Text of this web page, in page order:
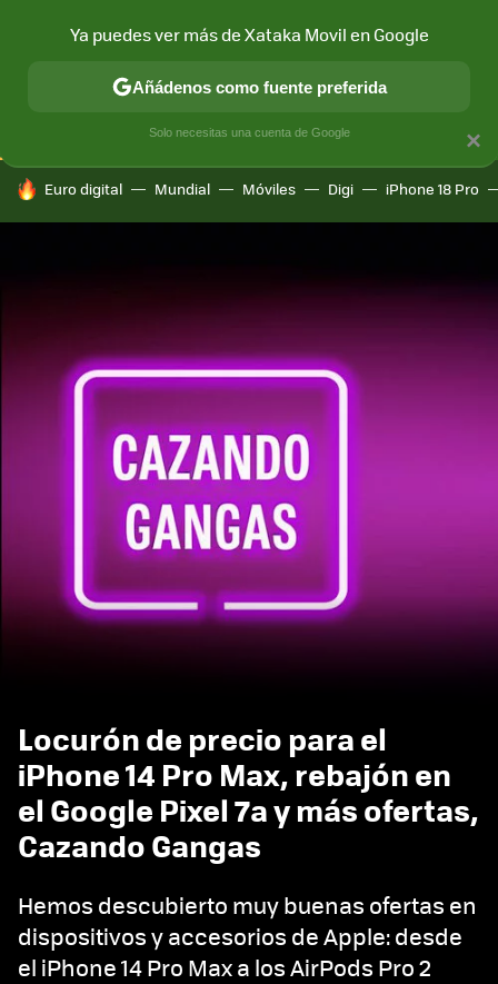
CONECTIVIDAD MÓVIL Y SOCIEDAD APLICACIONES
HOY SE HABLA DE
Euro digital Mundial Móviles Digi iPhone 18 Pro
Locurón de precio para el
iPhone 14 Pro Max, rebajón en
el Google Pixel 7a y más ofertas,
Cazando Gangas
Hemos descubierto muy buenas ofertas en
dispositivos y accesorios de Apple: desde
el iPhone 14 Pro Max a los AirPods Pro 2
×
Ya puedes ver más de Xataka Movil en Google
Añádenos como fuente preferida
Solo necesitas una cuenta de Google